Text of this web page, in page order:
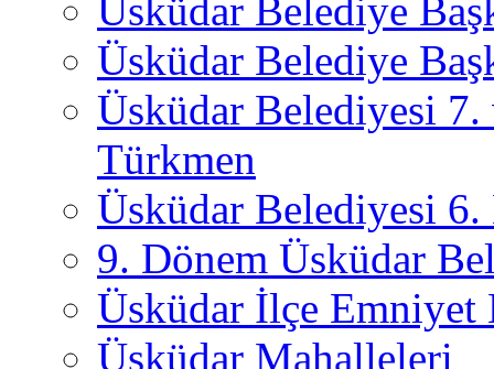
Üsküdar Belediye
Üsküdar Belediye
Üsküdar Belediyesi
Türkmen
Üsküdar Belediyesi 6.
9. Dönem Üsküdar
Üsküdar İlçe
Üsküdar Mahalleleri